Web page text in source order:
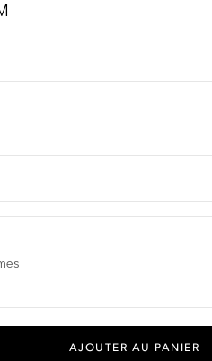
AJOUTER AU PANIER